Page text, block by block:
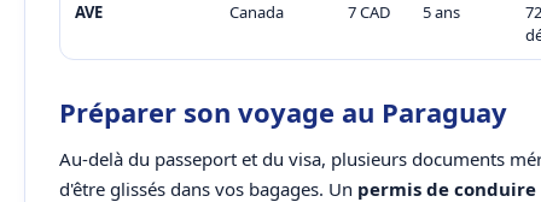
AVE Canada 7 CAD 5 ans
Préparer son voyage au Paraguay
Au-delà du passeport et du visa, plusieurs documents
d'être glissés dans vos bagages. Un permis de conduire